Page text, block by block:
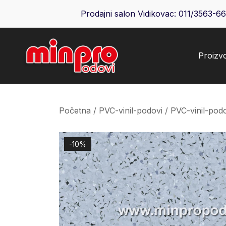
Prodajni salon Vidikovac: 011/3563-
Minpro podovi
Početna / PVC-vinil-podovi / PVC-vinil-
-10%